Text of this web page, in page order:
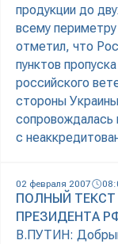
продукции до
всему
отметил, что
пунктов
российского
стороны
сопровождалась
с
02 февраля 2007
ПОЛНЫЙ
ПРЕЗИДЕНТА
В.ПУТИН: